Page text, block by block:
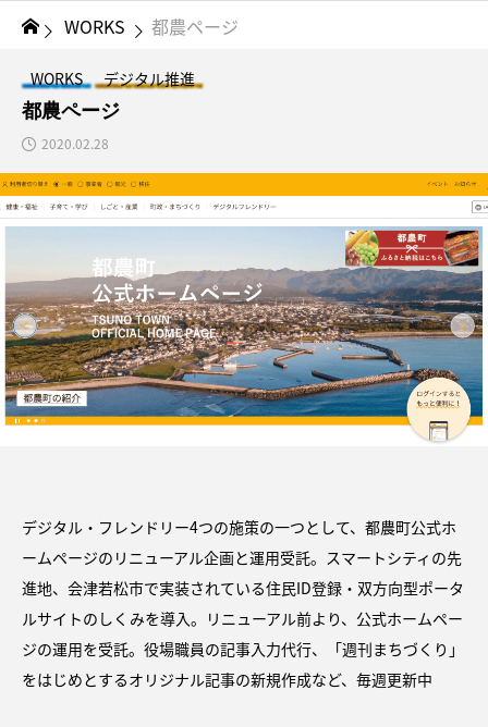
WORKS 都農ページ
WORKS
デジタル推進
都農ページ
2020.02.28
デジタル・フレンドリー4つの施策の一つとして、都農町公式ホ
ームページのリニューアル企画と運用受託。スマートシティの先
進地、会津若松市で実装されている住民ID登録・双方向型ポータ
ルサイトのしくみを導入。リニューアル前より、公式ホームペー
ジの運用を受託。役場職員の記事入力代行、「週刊まちづくり」
をはじめとするオリジナル記事の新規作成など、毎週更新中